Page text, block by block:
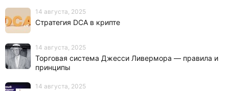
14 августа, 2025
Стратегия DCA в крипте
14 августа, 2025
Торговая система Джесси Ливермора — правила и
принципы
14 августа, 2025